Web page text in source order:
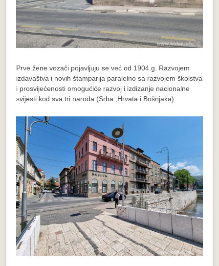
Prve žene vozači pojavljuju se već od 1904.g. Razvojem
izdavaštva i novih štamparija paralelno sa razvojem školstva
i prosvijećenosti omogućiće razvoj i izdizanje nacionalne
svijesti kod sva tri naroda (Srba ,Hrvata i Bošnjaka).